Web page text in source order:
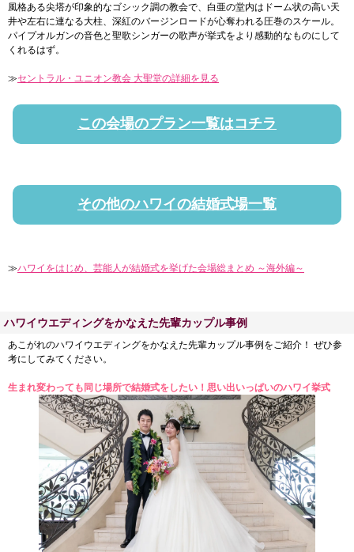
風格ある尖塔が印象的なゴシック調の教会で、白亜の堂内はドーム状の高い天
井や左右に連なる大柱、深紅のバージンロードが心奪われる圧巻のスケール。
パイプオルガンの音色と聖歌シンガーの歌声が挙式をより感動的なものにして
くれるはず。
≫セントラル・ユニオン教会 大聖堂の詳細を見る
この会場のプラン一覧はコチラ
その他のハワイの結婚式場一覧
≫ハワイをはじめ、芸能人が結婚式を挙げた会場総まとめ ～海外編～
ハワイウエディングをかなえた先輩カップル事例
あこがれのハワイウエディングをかなえた先輩カップル事例をご紹介！ ぜひ参
考にしてみてください。
生まれ変わっても同じ場所で結婚式をしたい！思い出いっぱいのハワイ挙式